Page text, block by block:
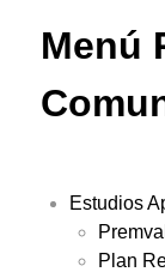
Menú
Estudios
Premval
Plan